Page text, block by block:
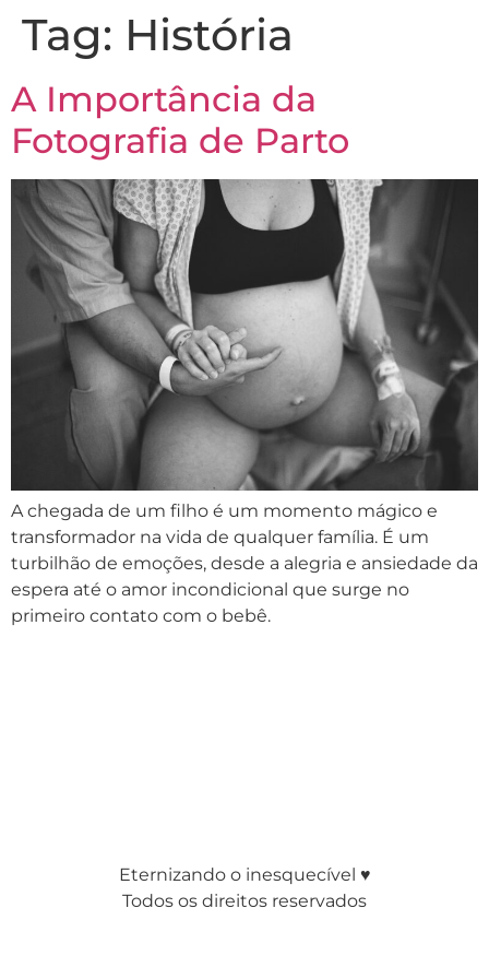
Tag: História
A Importância da
Fotografia de Parto
A chegada de um filho é um momento mágico e
transformador na vida de qualquer família. É um
turbilhão de emoções, desde a alegria e ansiedade da
espera até o amor incondicional que surge no
primeiro contato com o bebê.
Eternizando o inesquecível ♥
Todos os direitos reservados